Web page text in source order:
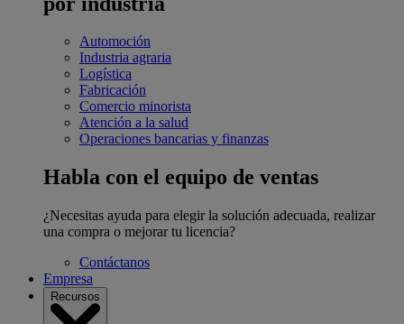
Automoción
Industria agraria
Logística
Fabricación
Comercio minorista
Atención a la salud
Operaciones bancarias y finanzas
Habla con el equipo de ventas
¿Necesitas ayuda para elegir la solución adecuada, realizar
una compra o mejorar tu licencia?
Contáctanos
Empresa
Recursos